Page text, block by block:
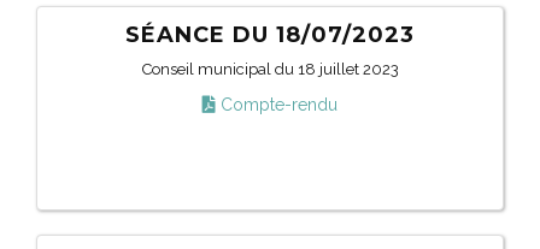
SÉANCE DU 18/07/2023
Conseil municipal du 18 juillet 2023
Compte-rendu